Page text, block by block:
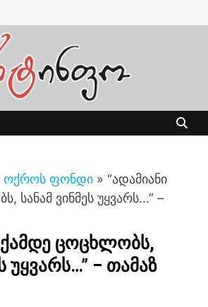
ოქროს ფონდი » “ადამიანი
სანამ ვინმეს უყვარს…” –
ცოცხლობს,
უყვარს…” – თამაზ